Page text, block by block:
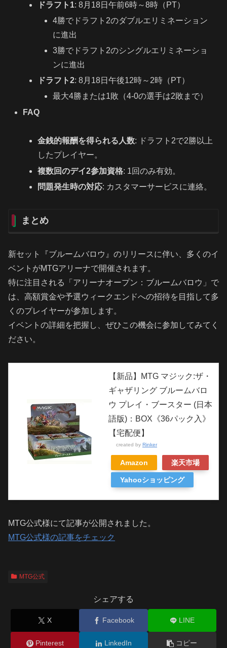
ドラフト1: 8月18日午前6時～8時（PT）
4勝でドラフト2のダブルエリミネーション
に進出
3勝でドラフト2のシングルエリミネーショ
ンに進出
ドラフト2: 8月18日午後12時～2時（PT）
最大4勝または1敗（4-0の選手は2敗まで）
FAQ
金銭的報酬を得られる人数: ドラフト2で2勝以上
したプレイヤー。
複数回のデイ2参加資格: 1回のみ有効。
問題発生時の対応: カスタマーサービスに連絡。
まとめ
新セット『ブルームバロウ』のリリースに伴い、多くのイ
ベントがMTGアリーナで開催されます。
特に注目される「アリーナオープン：ブルームバロウ」で
は、高額賞金や予選ウィークエンドへの招待を目指して多
くのプレイヤーが参加します。
イベントの詳細を把握し、ぜひこの機会に参加してみてく
ださい。
【新品】MTG マジック:ザ・
ギャザリング ブルームバロ
ウ プレイ・ブースター (日本
語版)：BOX《36パック入》
【宅配便】
created by Rinker
Amazon 楽天市場
Yahooショッピング
MTG公式様にて記事が公開されました。
MTG公式様の記事をチェック
MTG公式
シェアする
X Facebook LINE
Pinterest LinkedIn コピー